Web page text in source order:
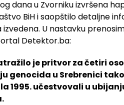
dana u Zvorniku izvršena
BiH i saopštilo detaljne
izvedena. U nastavku
Detektor.ba:
je pritvor za četiri
genocida u Srebrenici
1995. učestvovali u